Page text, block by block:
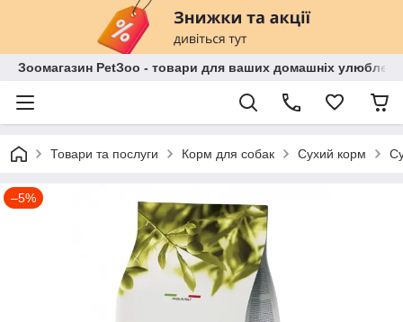
Зоомагазин PetЗoo - товари для ваших домашніх
Товари та послуги Корм для собак Сухий корм
–5%